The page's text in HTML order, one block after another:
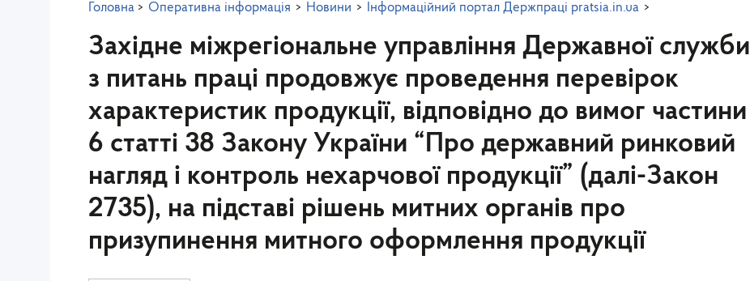
Головна > Оперативна інформація > Новини > Інформаційний портал Держпраці pratsia.in.ua >
Західне міжрегіональне управління Державної служби
з питань праці продовжує проведення перевірок
характеристик продукції, відповідно до вимог частини
6 статті 38 Закону України “Про державний ринковий
нагляд і контроль нехарчової продукції” (далі-Закон
2735), на підставі рішень митних органів про
призупинення митного оформлення продукції